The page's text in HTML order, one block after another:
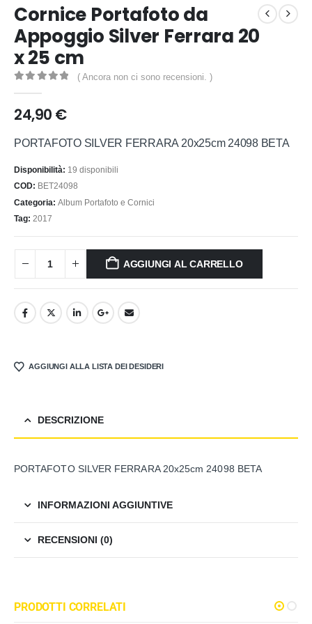
Cornice Portafoto da
Appoggio Silver Ferrara 20
x 25 cm
( Ancora non ci sono recensioni. )
24,90 €
PORTAFOTO SILVER FERRARA 20x25cm 24098 BETA
Disponibilità: 19 disponibili
COD: BET24098
Categoria: Album Portafoto e Cornici
Tag: 2017
AGGIUNGI AL CARRELLO
AGGIUNGI ALLA LISTA DEI DESIDERI
DESCRIZIONE
PORTAFOTO SILVER FERRARA 20x25cm 24098 BETA
INFORMAZIONI AGGIUNTIVE
RECENSIONI (0)
PRODOTTI CORRELATI